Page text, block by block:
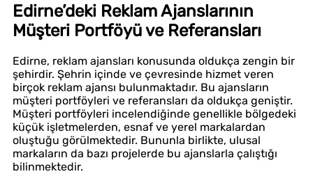
Edirne’deki Reklam Ajanslarının
Müşteri Portföyü ve Referansları
Edirne, reklam ajansları konusunda oldukça zengin bir
şehirdir. Şehrin içinde ve çevresinde hizmet veren
birçok reklam ajansı bulunmaktadır. Bu ajansların
müşteri portföyleri ve referansları da oldukça geniştir.
Müşteri portföyleri incelendiğinde genellikle bölgedeki
küçük işletmelerden, esnaf ve yerel markalardan
oluştuğu görülmektedir. Bununla birlikte, ulusal
markaların da bazı projelerde bu ajanslarla çalıştığı
bilinmektedir.